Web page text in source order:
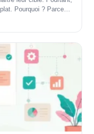
Pourquoi ? Parce…